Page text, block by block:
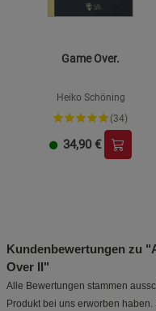
Game Over.
Heiko Schöning
(34)
34,90 €
Kundenbewertungen zu
Over II"
Alle Bewertungen stammen
Produkt bei uns erworben